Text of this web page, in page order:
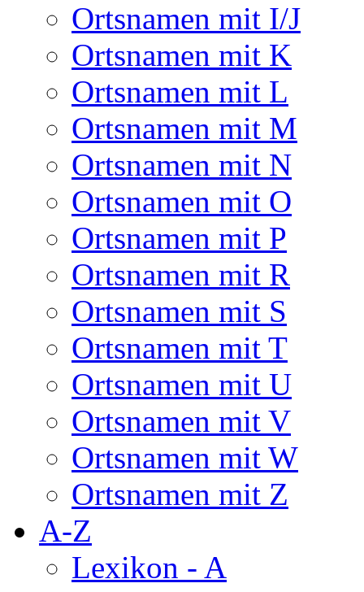
Ortsnamen mit I/J
Ortsnamen mit K
Ortsnamen mit L
Ortsnamen mit M
Ortsnamen mit N
Ortsnamen mit O
Ortsnamen mit P
Ortsnamen mit R
Ortsnamen mit S
Ortsnamen mit T
Ortsnamen mit U
Ortsnamen mit V
Ortsnamen mit W
Ortsnamen mit Z
A-Z
Lexikon - A